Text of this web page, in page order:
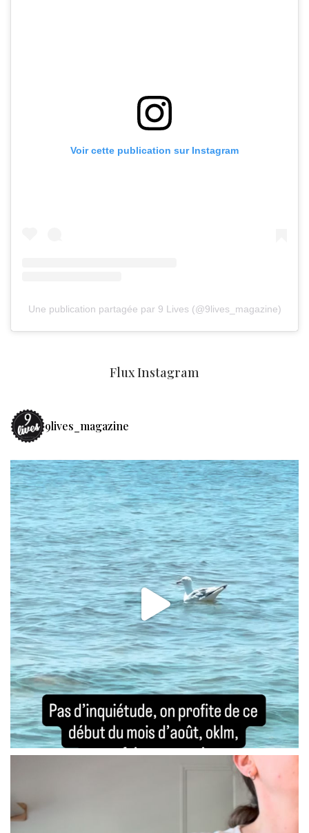
Voir cette publication sur Instagram
Une publication partagée par 9 Lives (@9lives_magazine)
Flux Instagram
9lives_magazine